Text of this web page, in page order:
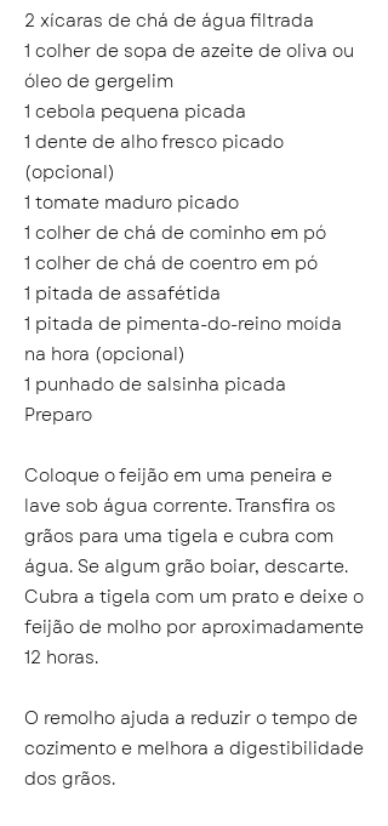
2 xícaras de chá de água filtrada
1 colher de sopa de azeite de oliva ou
óleo de gergelim
1 cebola pequena picada
1 dente de alho fresco picado
(opcional)
1 tomate maduro picado
1 colher de chá de cominho em pó
1 colher de chá de coentro em pó
1 pitada de assafétida
1 pitada de pimenta-do-reino moída
na hora (opcional)
1 punhado de salsinha picada
Preparo
Coloque o feijão em uma peneira e
lave sob água corrente. Transfira os
grãos para uma tigela e cubra com
água. Se algum grão boiar, descarte.
Cubra a tigela com um prato e deixe o
feijão de molho por aproximadamente
12 horas.
O remolho ajuda a reduzir o tempo de
cozimento e melhora a digestibilidade
dos grãos.